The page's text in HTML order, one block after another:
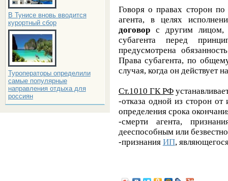
В Тунисе вновь вводится
курортный сбор
Туроператоры определили
самые популярные
направления отдыха для
россиян
Говоря о правах сторон
агента, в целях
договорс другим лицом,
субагента перед
предусмотрена
Права субагента, по
случая, когда он действует
Ст.1010 ГК РФ
-отказа одной из сторон от
определения срока
-смерти агента,
дееспособным или
-признания ИП,